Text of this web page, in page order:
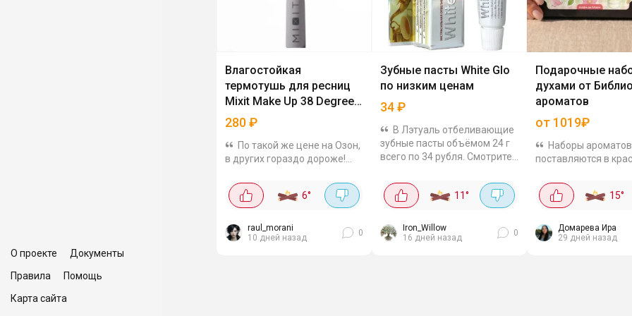
О проекте
Документы
Правила
Помощь
Карта сайта
Влагостойкая
термотушь для ресниц
Mixit Make Up 38 Degrees
Mascara
280₽
По такой же цене на Озон,
в других гораздо дороже!
теплой водой! В течение дня
не течет, не осыпается,
и...
6°
raul_morani
10 дней назад
0
Зубные пасты White Glo
по низким ценам
34₽
В Лэтуаль отбеливающие
зубные пасты объёмом 24 г
всего по 34 рубля. Смотрите
не много. В составе разные
формулы под разные
задачи....
11°
Iron_Willow
16 дней назад
0
Подарочные
духами от
ароматов
от 1019₽
Наборы ароматов
поставляются в
Флакончики
ароматы стойкие
выгоднее Ozon
например,...
15°
Домарева Ира
29 дней назад